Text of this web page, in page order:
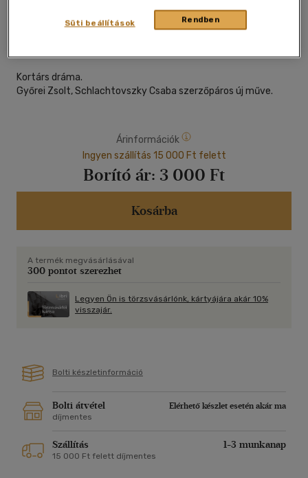
2022|magyar nyelvű|kartonált
Kortárs dráma.
Győrei Zsolt, Schlachtovszky Csaba szerzőpáros új műve.
Árinformációk
Ingyen szállítás 15 000 Ft felett
Borító ár: 3 000 Ft
Kosárba
A termék megvásárlásával
300 pontot szerezhet
Legyen Ön is törzsvásárlónk, kártyájára akár 10%
visszajár.
Bolti készletinformáció
Bolti átvétel
Elérhető készlet esetén akár ma
díjmentes
Szállítás 1-3 munkanap
15 000 Ft felett díjmentes
Rendben
Süti beállítások